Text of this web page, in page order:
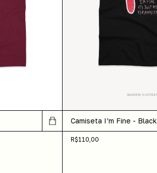
Camiseta I’m Fine - Black
R$110,00